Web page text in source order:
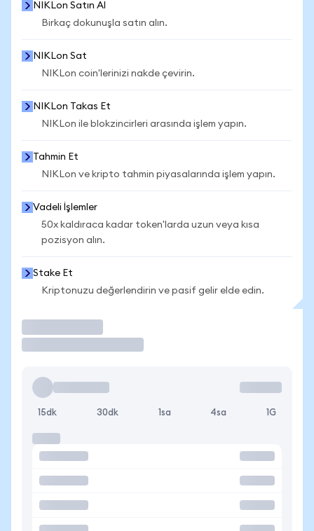
NIKLon Satın Al
Birkaç dokunuşla satın alın.
NIKLon Sat
NIKLon coin'lerinizi nakde çevirin.
NIKLon Takas Et
NIKLon ile blokzincirleri arasında işlem yapın.
Tahmin Et
NIKLon ve kripto tahmin piyasalarında işlem yapın.
Vadeli İşlemler
50x kaldıraca kadar token'larda uzun veya kısa
pozisyon alın.
Stake Et
Kriptonuzu değerlendirin ve pasif gelir elde edin.
15dk 30dk 1sa 4sa 1G